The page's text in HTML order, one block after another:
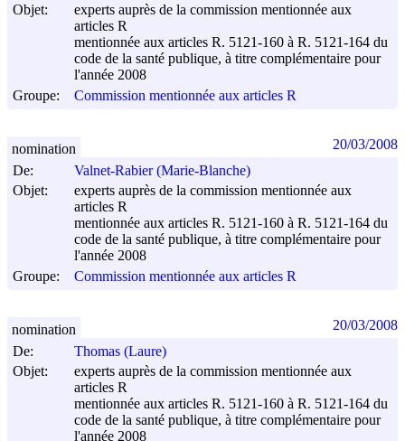
Objet:
experts auprès de la commission mentionnée aux
articles R
mentionnée aux articles R. 5121-160 à R. 5121-164 du
code de la santé publique, à titre complémentaire pour
l'année 2008
Groupe:
Commission mentionnée aux articles R
De:
Valnet-Rabier (Marie-Blanche)
Objet:
experts auprès de la commission mentionnée aux
articles R
mentionnée aux articles R. 5121-160 à R. 5121-164 du
code de la santé publique, à titre complémentaire pour
l'année 2008
Groupe:
Commission mentionnée aux articles R
nomination 20/03/2008
De:
Thomas (Laure)
Objet:
experts auprès de la commission mentionnée aux
articles R
mentionnée aux articles R. 5121-160 à R. 5121-164 du
code de la santé publique, à titre complémentaire pour
l'année 2008
nomination 20/03/2008